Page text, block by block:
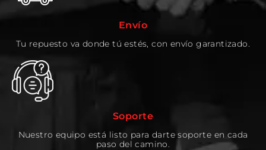
Envío
Tu repuesto va donde tú estés, con envío garantizado.
Soporte
Nuestro equipo está listo para darte soporte en cada
paso del camino.